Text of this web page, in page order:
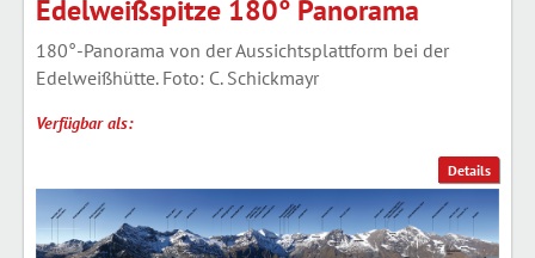
Details
Edelweißspitze 180° Panorama
180°-Panorama von der Aussichtsplattform bei der
Edelweißhütte. Foto: C. Schickmayr
Verfügbar als: